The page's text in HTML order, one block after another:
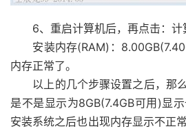
6、重启计算机后，再点击：计
安装内存(RAM)：
内存正常了。
以上的几个步骤设置之后，那
是不是显示为8GB(7.4GB可用)显
安装系统之后也出现内存显示不正